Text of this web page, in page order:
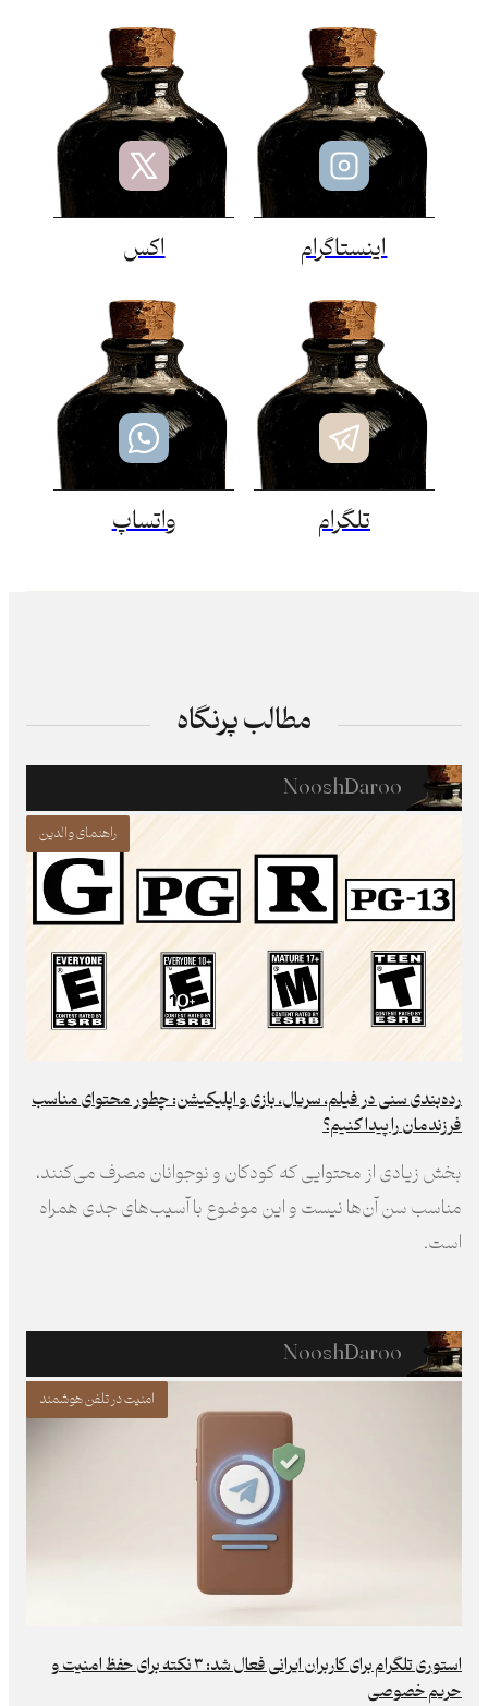
اینستاگرام اکس
تلگرام واتساپ
مطالب پرنگاه
NooshDaroo
راهنمای والدین
رده‌بندی سنی در فیلم، سریال، بازی و اپلیکیشن: چطور محتوای مناسب
فرزند‌مان را پیدا کنیم؟
بخش زیادی از محتوایی که کودکان و نوجوانان مصرف می‌کنند،
مناسب سن آن‌ها نیست و این موضوع با آسیب‌های جدی همراه
است.
NooshDaroo
امنیت در تلفن هوشمند
استوری تلگرام برای کاربران ایرانی فعال شد: ۳ نکته برای حفظ امنیت و
حریم خصوصی